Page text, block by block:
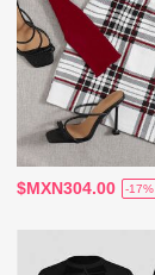
$MXN304.00 -17%